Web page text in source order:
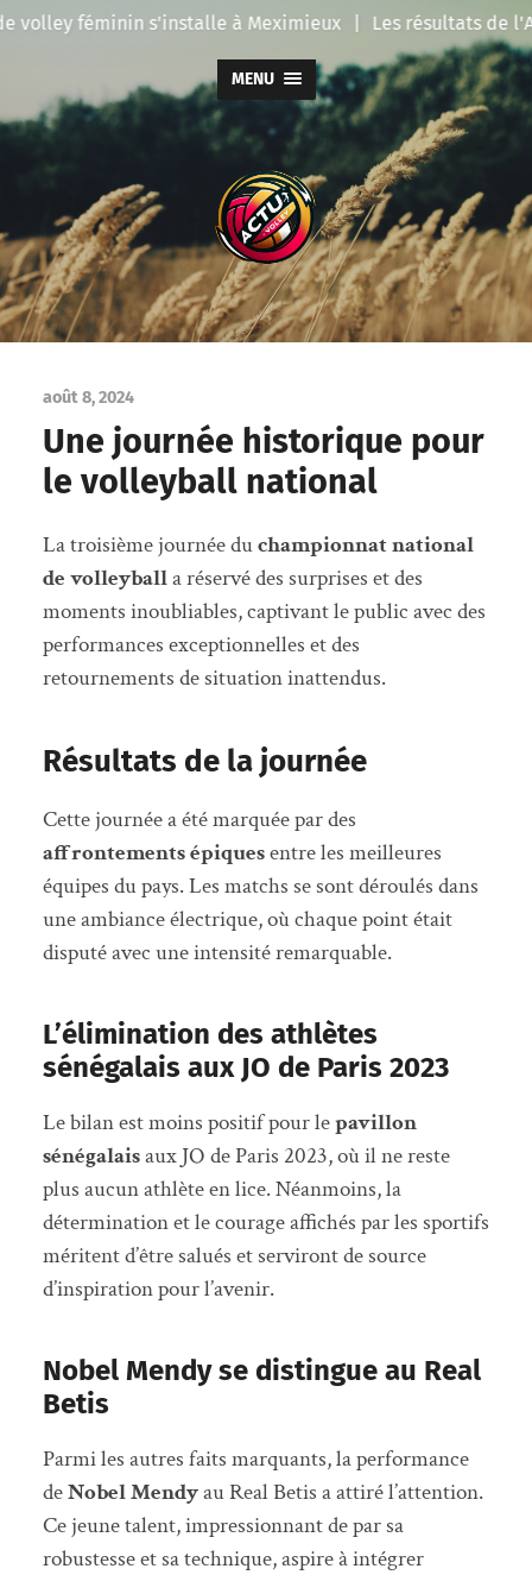
volley féminin s'installe à Meximieux Les résultats de
MENU
Actu
Volley
août 8, 2024
Une journée historique pour
le volleyball national
La troisième journée duchampionnat national
de volleyballa réservé des surprises et des
moments inoubliables, captivant le public avec des
performances exceptionnelles et des
retournements de situation inattendus.
Résultats de la journée
Cette journée a été marquée par des
affrontements épiquesentre les meilleures
équipes du pays. Les matchs se sont déroulés dans
une ambiance électrique, où chaque point était
disputé avec une intensité remarquable.
L’élimination des athlètes
sénégalais aux JO de Paris 2023
Le bilan est moins positif pour lepavillon
sénégalaisaux JO de Paris 2023, où il ne reste
plus aucun athlète en lice. Néanmoins, la
détermination et le courage affichés par les sportifs
méritent d’être salués et serviront de source
d’inspiration pour l’avenir.
Nobel Mendy se distingue au Real
Betis
Parmi les autres faits marquants, la performance
deNobel Mendyau Real Betis a attiré l’attention.
Ce jeune talent, impressionnant de par sa
robustesse et sa technique, aspire à intégrer